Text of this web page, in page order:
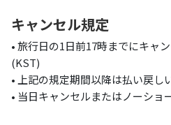
キャンセル規定
• 旅行日の1日前17時までにキャ
(KST)
• 上記の規定期間以降は払い戻し
• 当日キャンセルまたはノーショ